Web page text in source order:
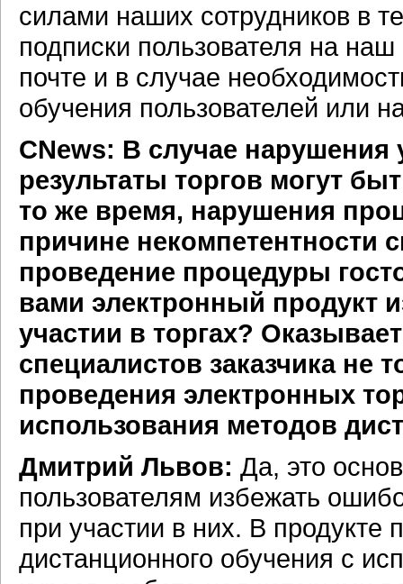
силами наших сотрудников в
подписки пользователя на
почте и в случае
обучения пользователей или
CNews: В случае нарушения
результаты торгов могут
то же время, нарушения
причине некомпетентности
проведение процедуры
вами электронный продукт
участии в торгах?
специалистов заказчика не
проведения электронных
использования методов
Дмитрий Львов: Да, это
пользователям избежать
при участии в них. В продукте
дистанционного обучения с